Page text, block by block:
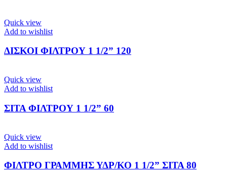
Quick view
Add to wishlist
ΔΙΣΚΟΙ ΦΙΛΤΡΟΥ 1 1/2” 120
Quick view
Add to wishlist
ΣΙΤΑ ΦΙΛΤΡΟΥ 1 1/2” 60
Quick view
Add to wishlist
ΦΙΛΤΡΟ ΓΡΑΜΜΗΣ ΥΔΡ/ΚΟ 1 1/2” ΣΙΤΑ 80